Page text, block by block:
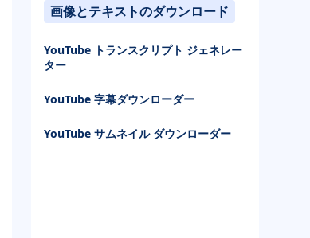
画像とテキストのダウンロード
YouTube トランスクリプト ジェネレー
ター
YouTube 字幕ダウンローダー
YouTube サムネイル ダウンローダー